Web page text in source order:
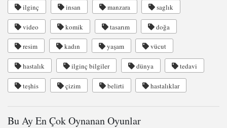
ilginç insan manzara saglık
video komik tasarım doğa
resim kadın yaşam vücut
hastalık ilginç bilgiler dünya tedavi
teşhis çizim belirti hastalıklar
Bu Ay En Çok Oynanan Oyunlar